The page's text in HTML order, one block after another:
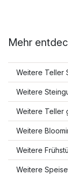
Mehr
Weitere Teller
Weitere
Weitere Teller
Weitere
Weitere
Weitere